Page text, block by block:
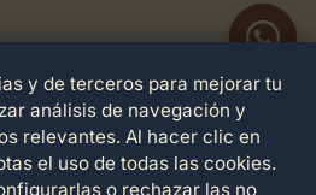
y de terceros para mejorar tu
análisis de navegación y
relevantes. Al hacer clic en
el uso de todas las cookies.
o rechazar las no